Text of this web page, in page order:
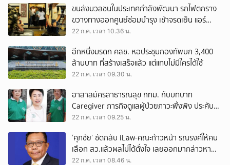
ขนส่งมวลชนในประเทศกำลังพัฒนา รถไฟตกราง
ขวางทางออกศูนย์ซ่อมบำรุง เช้าจรดเย็น แอร์
พอร์ตลิงก์ยังวิ่งได้ขบวนเดียว ชั่วโมงละคันเหมือน
22 ก.ค. เวลา 10.36 น.
อีกหนึ่งมรดก คสช. หอประชุมกองทัพบก 3,400
ล้านบาท ที่สร้างเสร็จแล้ว แต่แทบไม่มีใครได้ใช้
22 ก.ค. เวลา 09.30 น.
อาสาสมัครสาธารณสุข กทม. กับบทบาท
Caregiver ภารกิจดูแลผู้ป่วยภาวะพึ่งพิง ประคับ
ประคองชุมชนเล็กในเมืองใหญ่
22 ก.ค. เวลา 09.25 น.
‘ศุภชัย’ ซัดกลับ iLaw-คณะก้าวหน้า รณรงค์ให้คน
เลือก สว.แล้วผลไม่ได้ดั่งใจ เลยออกมากล่าวหา
ภูมิใจไทยว่าฮั้ว
22 ก.ค. เวลา 08.46 น.